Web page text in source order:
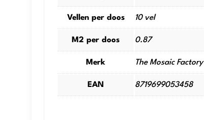
Vellen per doos 10 vel
M2 per doos 0.87
Merk The Mosaic Factory
EAN 8719699053458